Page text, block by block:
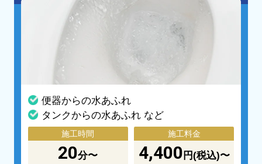
便器からの水あふれ
タンクからの水あふれ など
施工時間
20分〜
施工料金
4,400 円(税込)〜